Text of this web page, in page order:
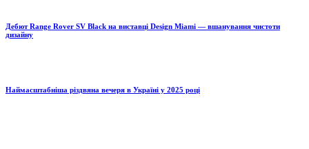
Дебют Range Rover SV Black на виставці Design Miami — вшанування чистоти
дизайну
Наймасштабніша різдвяна вечеря в Україні у 2025 році